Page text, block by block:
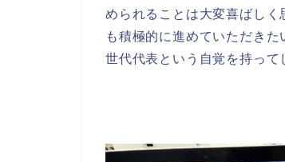
められることは大変喜ばし
も積極的に進めていただき
世代代表という自覚を持って